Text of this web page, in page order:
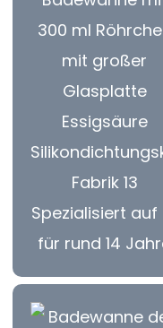
Spezialisiert auf
für rund 14